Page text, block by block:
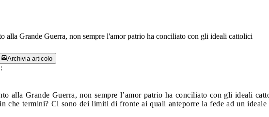
alla Grande Guerra, non sempre l'amor patrio ha conciliato con gli ideali cattolici
Archivia articolo
:
alla Grande Guerra, non sempre l’amor patrio ha conciliato con gli ideali
che termini? Ci sono dei limiti di fronte ai quali anteporre la fede ad un ideale